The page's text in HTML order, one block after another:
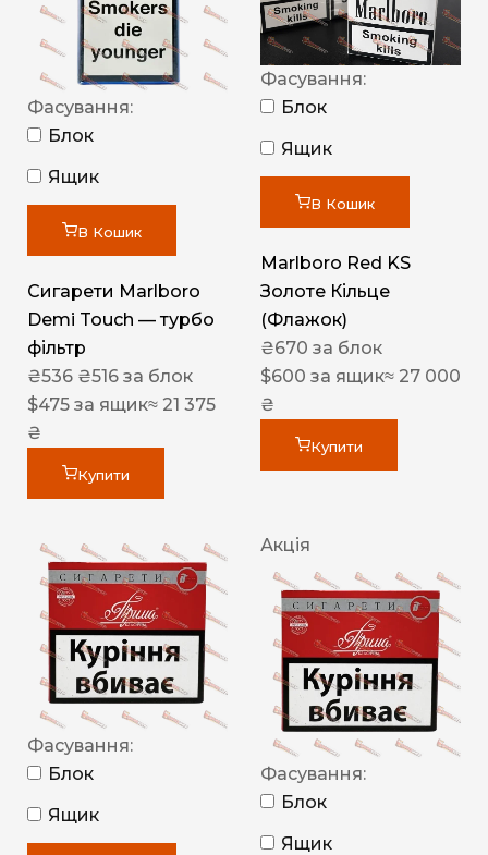
Фасування:
Блок
Ящик
В Кошик
Сигарети Marlboro
Demi Touch — турбо
фільтр
₴536 ₴516 за блок
$475 за ящик≈ 21 375
₴
Купити
Фасування:
Блок
Ящик
В Кошик
Marlboro Red KS
Золоте Кільце
(Флажок)
₴670 за блок
$600 за ящик≈ 27 000
₴
Купити
Фасування:
Блок
Ящик
Акція
Фасування:
Блок
Ящик